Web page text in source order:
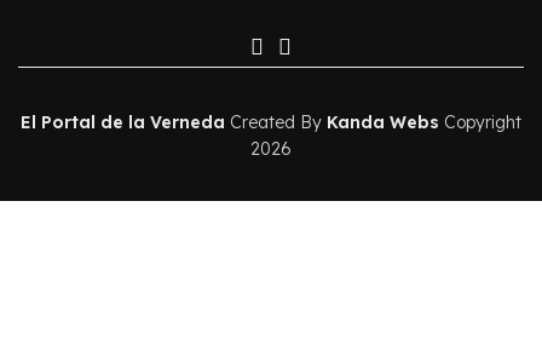
El Portal de la Verneda Created By Kanda Webs Copyright
2026